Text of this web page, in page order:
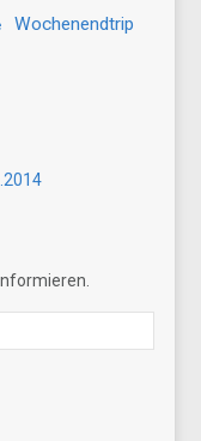
Wochenendtrip